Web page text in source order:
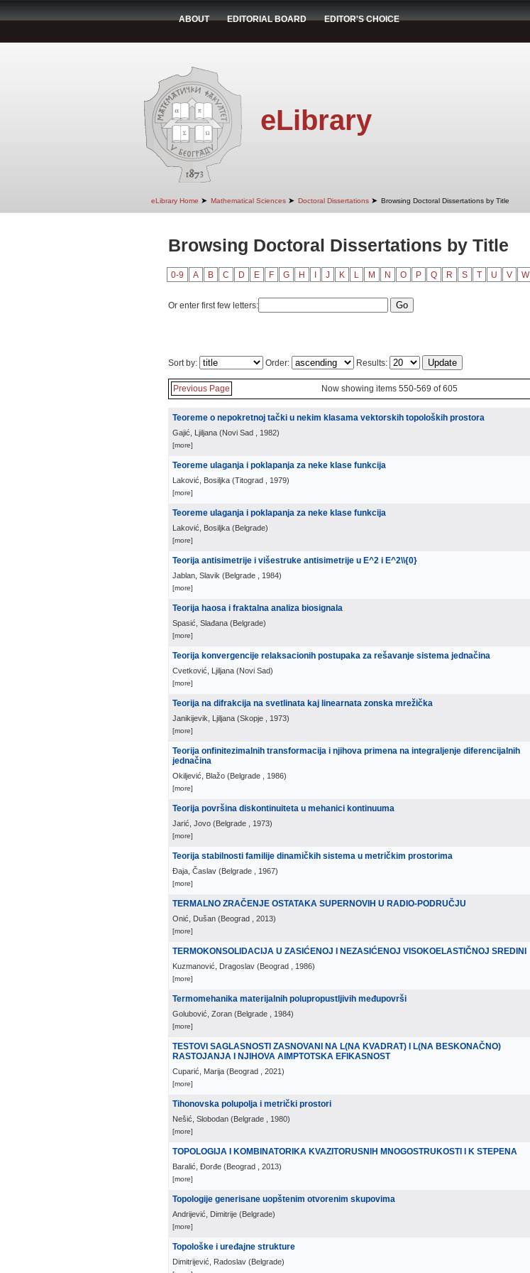
ABOUT EDITORIAL BOARD EDITOR'S CHOICE
eLibrary
eLibrary Home ➤ Mathematical Sciences ➤ Doctoral Dissertations ➤ Browsing Doctoral Dissertations by Title
Browsing Doctoral Dissertations by Title
0-9 A B C D E F G H J K L M N O P Q R S T U V W
Or enter first few letters:
Sort by: Order: Results:
Previous Page Now showing items 550-569 of 605
Teoreme o nepokretnoj tački u nekim klasama vektorskih topoloških prostora
Gajić, Ljiljana (Novi Sad , 1982)
[more]
Teoreme ulaganja i poklapanja za neke klase funkcija
Laković, Bosiljka (Titograd , 1979)
[more]
Teoreme ulaganja i poklapanja za neke klase funkcija
Laković, Bosiljka (Belgrade)
[more]
Teorija antisimetrije i višestruke antisimetrije u E^2 i E^2\\{0}
Jablan, Slavik (Belgrade , 1984)
[more]
Teorija haosa i fraktalna analiza biosignala
Spasić, Slađana (Belgrade)
[more]
Teorija konvergencije relaksacionih postupaka za rešavanje sistema jednačina
Cvetković, Ljiljana (Novi Sad)
[more]
Teorija na difrakcija na svetlinata kaj linearnata zonska mrežička
Janikijevik, Ljiljana (Skopje , 1973)
[more]
Teorija onfinitezimalnih transformacija i njihova primena na integraljenje diferencijalnih
jednačina
Okiljević, Blažo (Belgrade , 1986)
[more]
Teorija površina diskontinuiteta u mehanici kontinuuma
Jarić, Jovo (Belgrade , 1973)
[more]
Teorija stabilnosti familije dinamičkih sistema u metričkim prostorima
Đaja, Časlav (Belgrade , 1967)
[more]
TERMALNO ZRAČENJE OSTATAKA SUPERNOVIH U RADIO-PODRUČJU
Onić, Dušan (Beograd , 2013)
[more]
TERMOKONSOLIDACIJA U ZASIĆENOJ I NEZASIĆENOJ VISOKOELASTIČNOJ SREDINI
Kuzmanović, Dragoslav (Beograd , 1986)
[more]
Termomehanika materijalnih polupropustljivih međupovrši
Golubović, Zoran (Belgrade , 1984)
[more]
TESTOVI SAGLASNOSTI ZASNOVANI NA L(NA KVADRAT) I L(NA BESKONAČNO)
RASTOJANJA I NJIHOVA AIMPTOTSKA EFIKASNOST
Cuparić, Marija (Beograd , 2021)
[more]
Tihonovska polupolja i metrički prostori
Nešić, Slobodan (Belgrade , 1980)
[more]
TOPOLOGIJA I KOMBINATORIKA KVAZITORUSNIH MNOGOSTRUKOSTI I K STEPENA
Baralić, Đorđe (Beograd , 2013)
[more]
Topologije generisane uopštenim otvorenim skupovima
Andrijević, Dimitrije (Belgrade)
[more]
Topološke i uređajne strukture
Dimitrijević, Radoslav (Belgrade)